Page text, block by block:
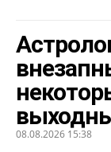
08.08.2026 15:38